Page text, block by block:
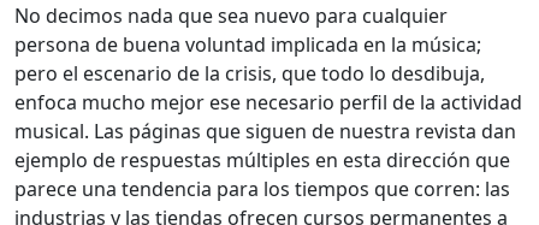
No decimos nada que sea nuevo para cualquier
persona de buena voluntad implicada en la música;
pero el escenario de la crisis, que todo lo desdibuja,
enfoca mucho mejor ese necesario perfil de la actividad
musical. Las páginas que siguen de nuestra revista dan
ejemplo de respuestas múltiples en esta dirección que
parece una tendencia para los tiempos que corren: las
industrias y las tiendas ofrecen cursos permanentes a